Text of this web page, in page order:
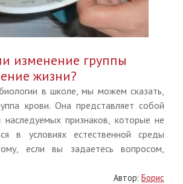
изменение группы
жизни?
в школе, мы можем сказать,
крови. Она представляет собой
наследуемых признаков, которые не
в условиях естественной среды
если вы задаетесь вопросом,
Автор: Борис